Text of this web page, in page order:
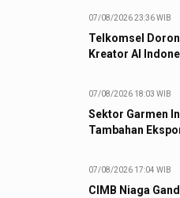
07/08/2026 23:36 WIB
Telkomsel
Kreator AI
07/08/2026 18:03 WIB
Sektor Garmen
Tambahan
07/08/2026 17:04 WIB
CIMB Niaga